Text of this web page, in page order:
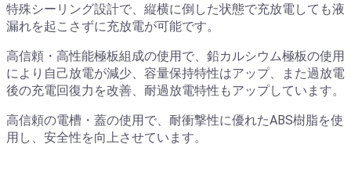
特殊シーリング設計で、縦横に倒した状態で充放電しても液
漏れを起こさずに充放電が可能です。
高信頼・高性能極板組成の使用で、鉛カルシウム極板の使用
により自己放電が減少、容量保持特性はアップ、また過放電
後の充電回復力を改善、耐過放電特性もアップしています。
高信頼の電槽・蓋の使用で、耐衝撃性に優れたABS樹脂を使
用し、安全性を向上させています。